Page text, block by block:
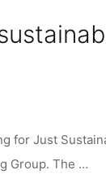
for Just
Group. The …